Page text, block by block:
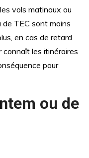
vols matinaux ou
de TEC sont moins
en cas de retard
connaît les itinéraires
pour
ou de